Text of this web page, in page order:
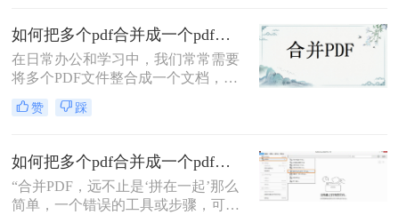
如何把多个pdf合并成一个pdf？来试试这两种高效方法！
在日常办公和学习中，我们常常需要
将多个PDF文件整合成一个文档，以
便更好地管理和分享信息。那么如何
把多个pdf合并成一个pdf呢？为了帮
介绍两种简单而实用的方法来合并多
个PDF文件。
赞 踩
如何把多个pdf合并成一个pdf？5种高效合并方法详解！
“合并PDF，远不止是‘拼在一起’那么
简单，一个错误的工具或步骤，可能